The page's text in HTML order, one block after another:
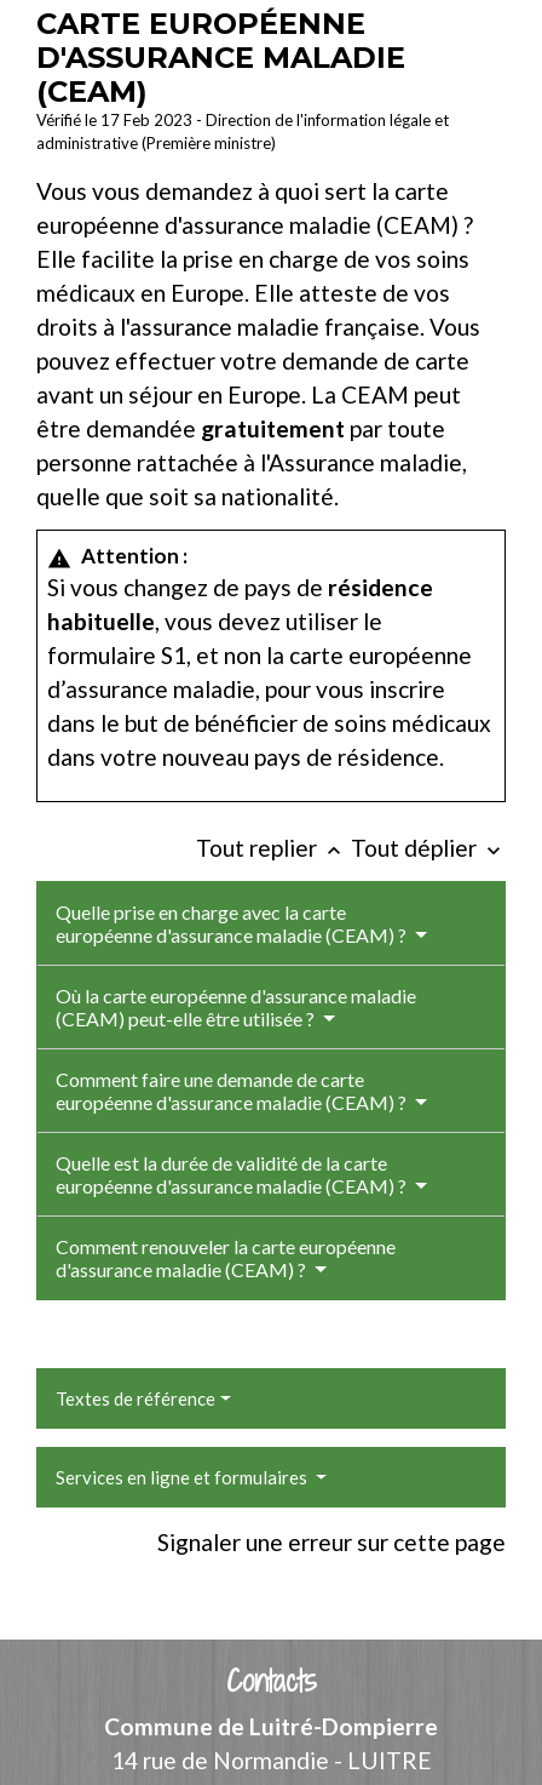
CARTE EUROPÉENNE
D'ASSURANCE MALADIE
(CEAM)
Vérifié le 17 Feb 2023 - Direction de l'information légale et
administrative (Première ministre)
Vous vous demandez à quoi sert la carte
européenne d'assurance maladie (CEAM) ?
Elle facilite la prise en charge de vos soins
médicaux en Europe. Elle atteste de vos
droits à l'assurance maladie française. Vous
pouvez effectuer votre demande de carte
avant un séjour en Europe. La CEAM peut
être demandée gratuitement par toute
personne rattachée à l'Assurance maladie,
quelle que soit sa nationalité.
warning Attention :
Si vous changez de pays de résidence
habituelle, vous devez utiliser le
formulaire S1, et non la carte européenne
d’assurance maladie, pour vous inscrire
dans le but de bénéficier de soins médicaux
dans votre nouveau pays de résidence.
Tout replier keyboard_arrow_up Tout déplier keyboard_arrow_down
Quelle prise en charge avec la carte
européenne d'assurance maladie (CEAM) ?
Où la carte européenne d'assurance maladie
(CEAM) peut-elle être utilisée ?
Comment faire une demande de carte
européenne d'assurance maladie (CEAM) ?
Quelle est la durée de validité de la carte
européenne d'assurance maladie (CEAM) ?
Comment renouveler la carte européenne
d'assurance maladie (CEAM) ?
Textes de référence
Services en ligne et formulaires
Signaler une erreur sur cette page
Contacts
Commune de Luitré-Dompierre
14 rue de Normandie - LUITRE